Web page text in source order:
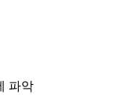
파악